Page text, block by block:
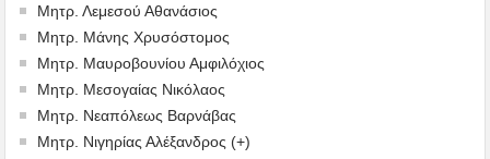
Μητρ. Λεμεσού Αθανάσιος
Μητρ. Μάνης Χρυσόστομος
Μητρ. Μαυροβουνίου Αμφιλόχιος
Μητρ. Μεσογαίας Νικόλαος
Μητρ. Νεαπόλεως Βαρνάβας
Μητρ. Νιγηρίας Αλέξανδρος (+)